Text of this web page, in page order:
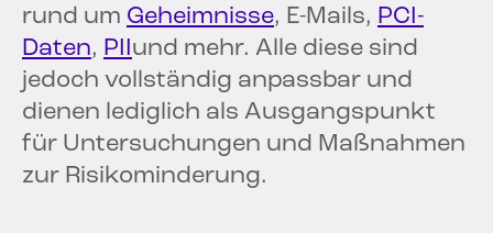
rund um Geheimnisse, E-Mails, PCI-
Daten, PIIund mehr. Alle diese sind
jedoch vollständig anpassbar und
dienen lediglich als Ausgangspunkt
für Untersuchungen und Maßnahmen
zur Risikominderung.